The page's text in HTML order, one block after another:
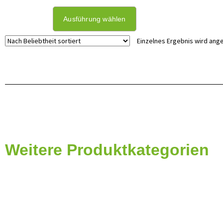
Ausführung wählen
Einzelnes Ergebnis wird
Weitere Produktkategorien